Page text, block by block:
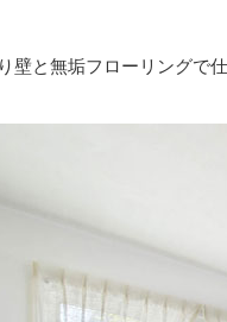
壁と無垢フローリングで